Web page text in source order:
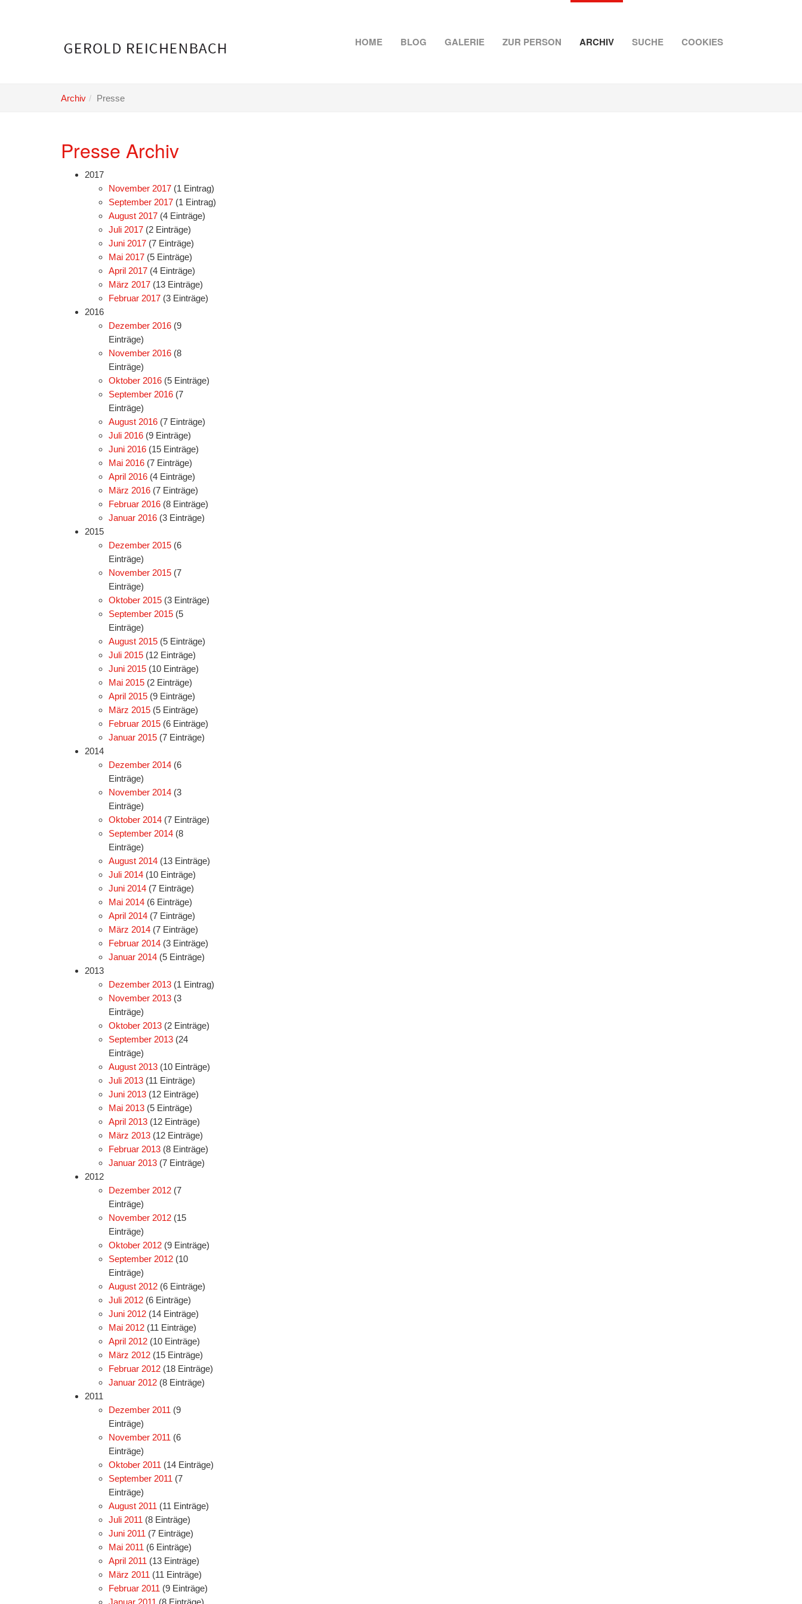
HOME BLOG GALERIE ZUR PERSON ARCHIV SUCHE COOKIES
Archiv Presse
Presse Archiv
2017
November 2017 (1 Eintrag)
September 2017 (1 Eintrag)
August 2017 (4 Einträge)
Juli 2017 (2 Einträge)
Juni 2017 (7 Einträge)
Mai 2017 (5 Einträge)
April 2017 (4 Einträge)
März 2017 (13 Einträge)
Februar 2017 (3 Einträge)
2016
Dezember 2016 (9
Einträge)
November 2016 (8
Einträge)
Oktober 2016 (5 Einträge)
September 2016 (7
Einträge)
August 2016 (7 Einträge)
Juli 2016 (9 Einträge)
Juni 2016 (15 Einträge)
Mai 2016 (7 Einträge)
April 2016 (4 Einträge)
März 2016 (7 Einträge)
Februar 2016 (8 Einträge)
Januar 2016 (3 Einträge)
2015
Dezember 2015 (6
Einträge)
November 2015 (7
Einträge)
Oktober 2015 (3 Einträge)
September 2015 (5
Einträge)
August 2015 (5 Einträge)
Juli 2015 (12 Einträge)
Juni 2015 (10 Einträge)
Mai 2015 (2 Einträge)
April 2015 (9 Einträge)
März 2015 (5 Einträge)
Februar 2015 (6 Einträge)
Januar 2015 (7 Einträge)
2014
Dezember 2014 (6
Einträge)
November 2014 (3
Einträge)
Oktober 2014 (7 Einträge)
September 2014 (8
Einträge)
August 2014 (13 Einträge)
Juli 2014 (10 Einträge)
Juni 2014 (7 Einträge)
Mai 2014 (6 Einträge)
April 2014 (7 Einträge)
März 2014 (7 Einträge)
Februar 2014 (3 Einträge)
Januar 2014 (5 Einträge)
2013
Dezember 2013 (1 Eintrag)
November 2013 (3
Einträge)
Oktober 2013 (2 Einträge)
September 2013 (24
Einträge)
August 2013 (10 Einträge)
Juli 2013 (11 Einträge)
Juni 2013 (12 Einträge)
Mai 2013 (5 Einträge)
April 2013 (12 Einträge)
März 2013 (12 Einträge)
Februar 2013 (8 Einträge)
Januar 2013 (7 Einträge)
2012
Dezember 2012 (7
Einträge)
November 2012 (15
Einträge)
Oktober 2012 (9 Einträge)
September 2012 (10
Einträge)
August 2012 (6 Einträge)
Juli 2012 (6 Einträge)
Juni 2012 (14 Einträge)
Mai 2012 (11 Einträge)
April 2012 (10 Einträge)
März 2012 (15 Einträge)
Februar 2012 (18 Einträge)
Januar 2012 (8 Einträge)
2011
Dezember 2011 (9
Einträge)
November 2011 (6
Einträge)
Oktober 2011 (14 Einträge)
September 2011 (7
Einträge)
August 2011 (11 Einträge)
Juli 2011 (8 Einträge)
Juni 2011 (7 Einträge)
Mai 2011 (6 Einträge)
April 2011 (13 Einträge)
März 2011 (11 Einträge)
Februar 2011 (9 Einträge)
Januar 2011 (8 Einträge)